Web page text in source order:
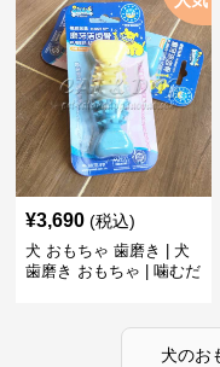
¥3,690 (税込)
犬 おもちゃ 歯磨き | 犬
歯磨き おもちゃ | 噛むだ
犬のお